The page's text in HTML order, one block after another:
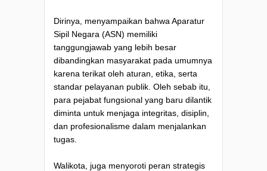
Dirinya, menyampaikan bahwa Aparatur
Sipil Negara (ASN) memiliki
tanggungjawab yang lebih besar
dibandingkan masyarakat pada umumnya
karena terikat oleh aturan, etika, serta
standar pelayanan publik. Oleh sebab itu,
para pejabat fungsional yang baru dilantik
diminta untuk menjaga integritas, disiplin,
dan profesionalisme dalam menjalankan
tugas.
Walikota, juga menyoroti peran strategis